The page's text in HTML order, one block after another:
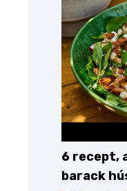
6 recept,
barack